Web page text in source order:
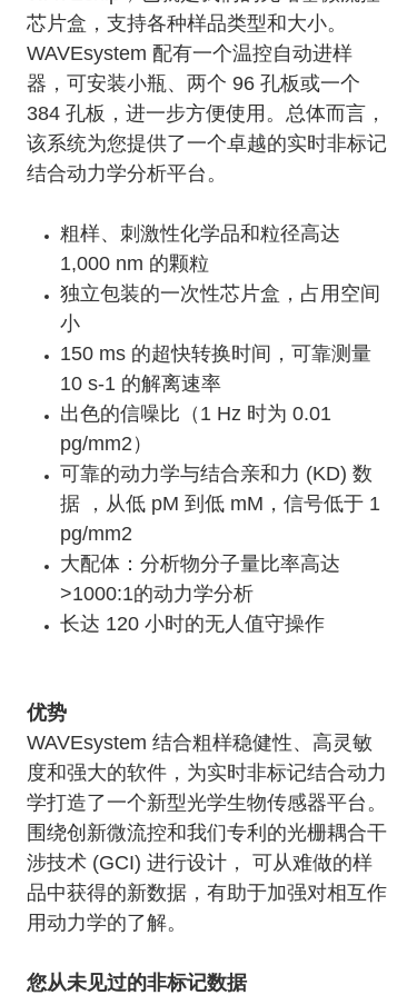
芯片盒，支持各种样品类型和大小。
WAVEsystem 配有一个温控自动进样
器，可安装小瓶、两个 96 孔板或一个
384 孔板，进一步方便使用。总体而言，
该系统为您提供了一个卓越的实时非标记
结合动力学分析平台。
粗样、刺激性化学品和粒径高达
1,000 nm 的颗粒
独立包装的一次性芯片盒，占用空间
小
150 ms 的超快转换时间，可靠测量
10 s-1 的解离速率
出色的信噪比（1 Hz 时为 0.01
pg/mm2）
可靠的动力学与结合亲和力 (KD) 数
据 ，从低 pM 到低 mM，信号低于 1
pg/mm2
大配体：分析物分子量比率高达
>1000:1的动力学分析
长达 120 小时的无人值守操作
优势
WAVEsystem 结合粗样稳健性、高灵敏
度和强大的软件，为实时非标记结合动力
学打造了一个新型光学生物传感器平台。
围绕创新微流控和我们专利的光栅耦合干
涉技术 (GCI) 进行设计， 可从难做的样
品中获得的新数据，有助于加强对相互作
用动力学的了解。
您从未见过的非标记数据